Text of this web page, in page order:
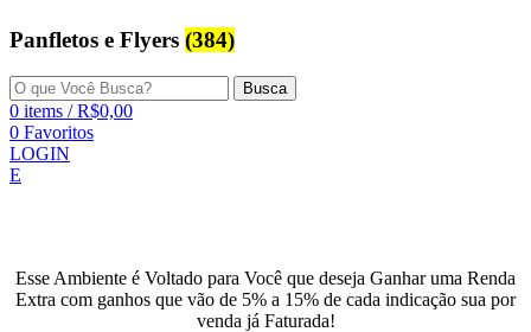
Panfletos e Flyers (384)
Busca
0 items / R$0,00
0 Favoritos
LOGIN
E
Esse Ambiente é Voltado para Você que deseja Ganhar uma Renda
Extra com ganhos que vão de 5% a 15% de cada indicação sua por
venda já Faturada!